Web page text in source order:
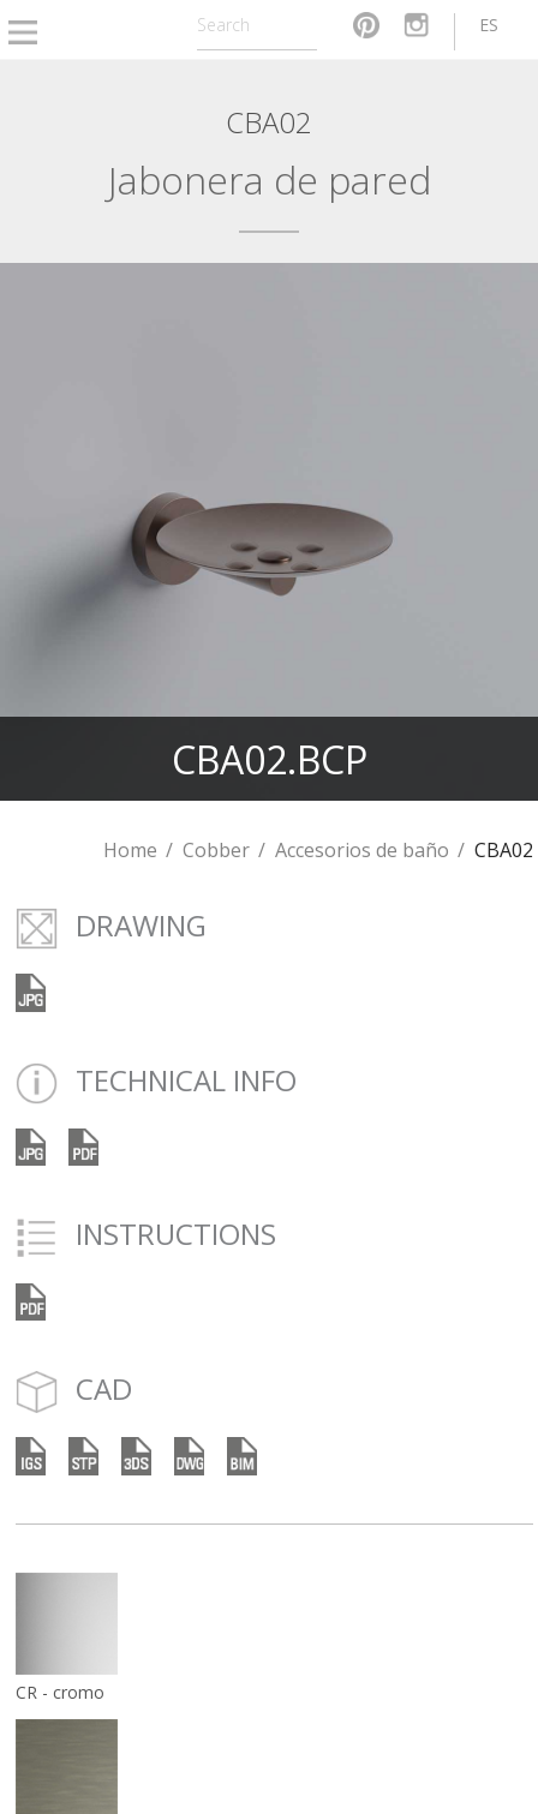
ES
CBA02
Jabonera de pared
CBA02.BCP
Home Cobber Accesorios de baño CBA02
DRAWING
TECHNICAL INFO
INSTRUCTIONS
CAD
CR - cromo